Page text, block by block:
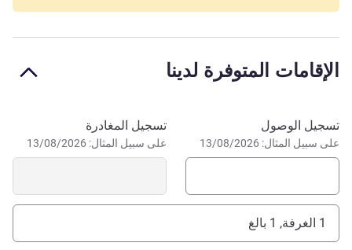
Rest: evenings only
Ideal location for visiting Avignon and surrounding region.
We are ready and can't wait to welcome you to
إدارة الفندق Natacha Jurvilliers
الإقامات المتوفرة لدينا
احجز في هذا الفندق
تسجيل الوصول
على سبيل المثال: 13/08/2026
تسجيل المغادرة
على سبيل المثال: 13/08/2026
1 الغرفة, 1 بالغ